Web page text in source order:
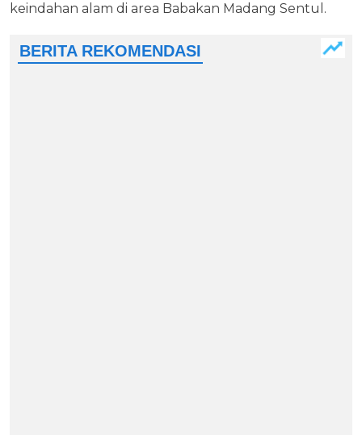
keindahan alam di area Babakan Madang Sentul.